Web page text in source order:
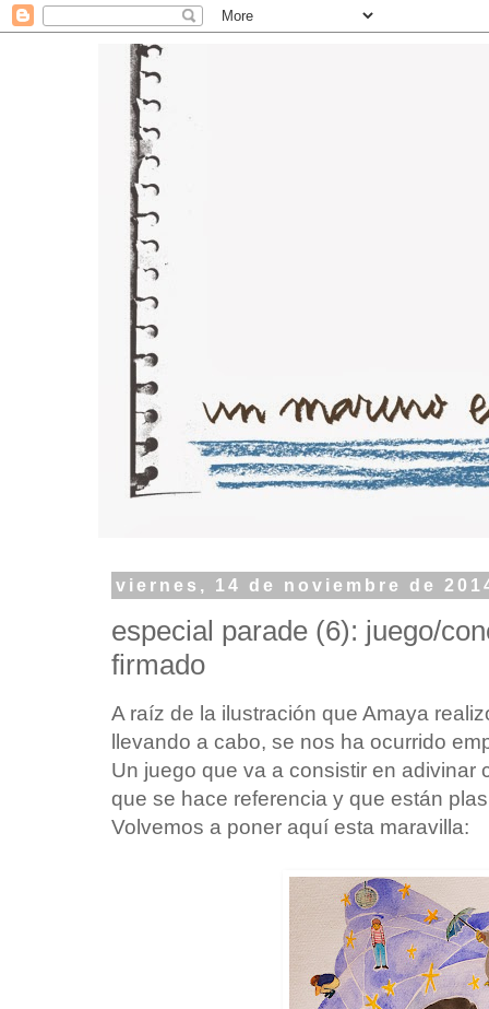
viernes, 14 de noviembre de
especial parade (6): juego/
firmado
A raíz de la ilustración que Amaya
llevando a cabo, se nos ha ocurrido
Un juego que va a consistir en adivinar
que se hace referencia y que están
Volvemos a poner aquí esta maravilla: